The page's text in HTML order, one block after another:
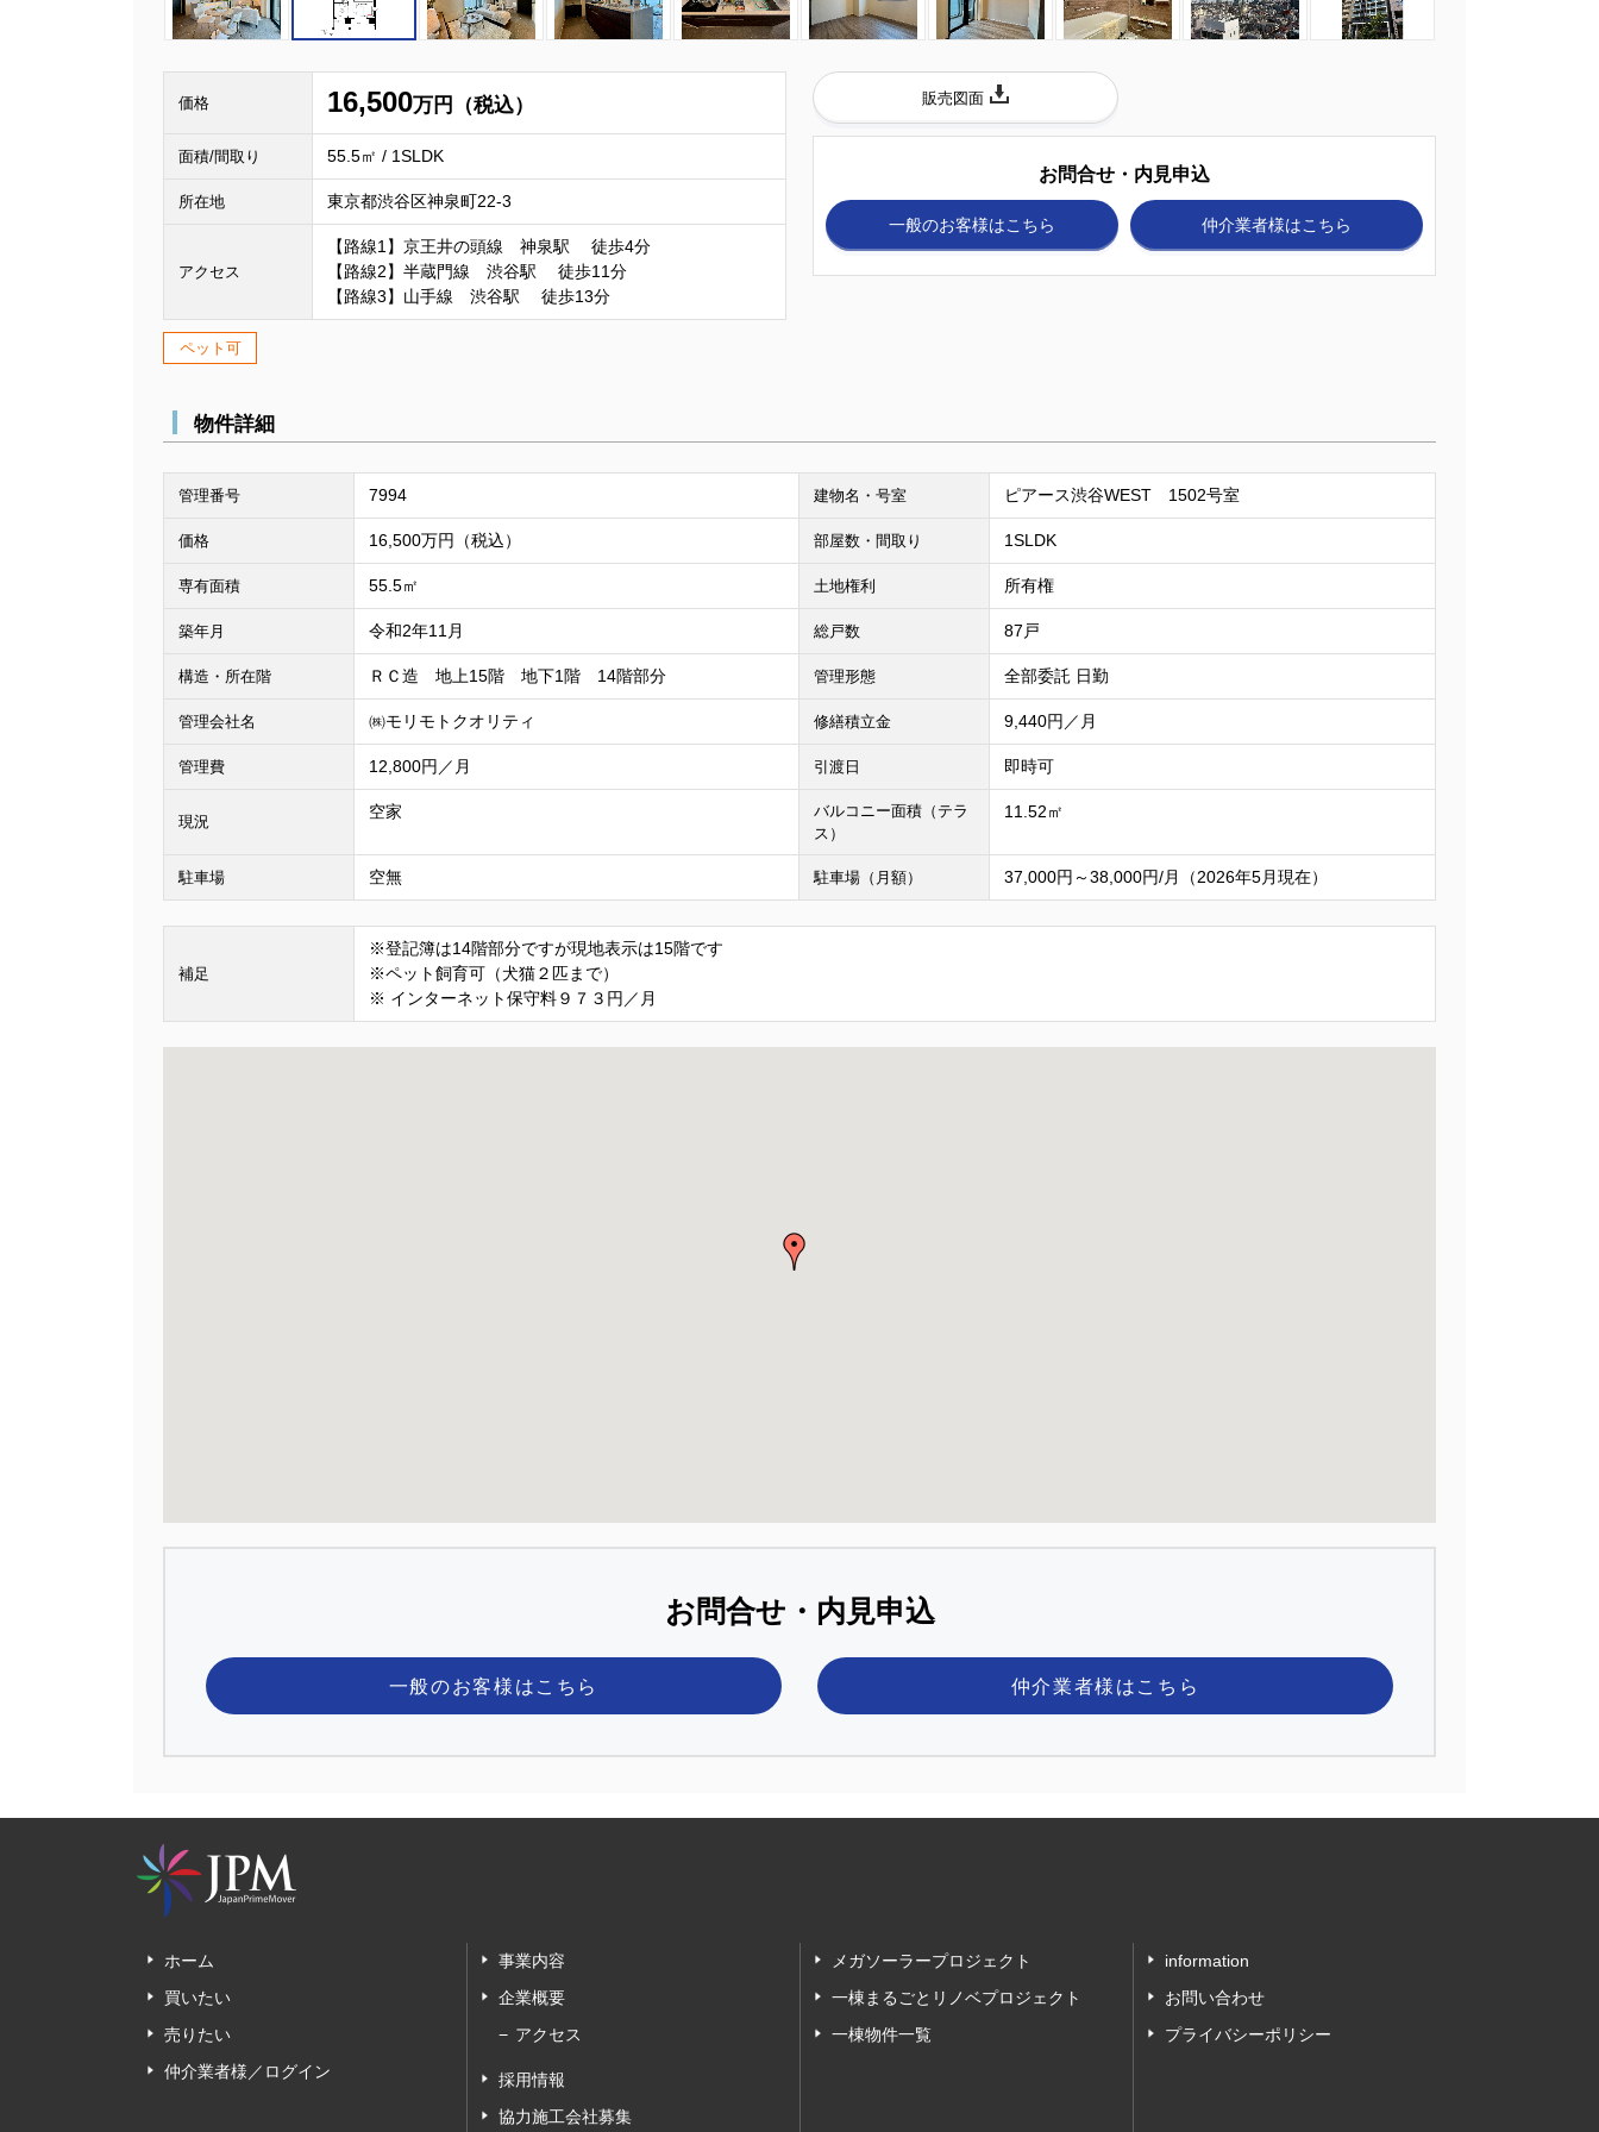
価格 16,500万円（税込）
面積/間取り 55.5㎡ / 1SLDK
所在地 東京都渋谷区神泉町22-3
アクセス
【路線1】京王井の頭線 神泉駅 徒歩4分
【路線2】半蔵門線 渋谷駅 徒歩11分
【路線3】山手線 渋谷駅 徒歩13分
ペット可
販売図面
お問合せ・内見申込
一般のお客様はこちら 仲介業者様はこちら
物件詳細
管理番号 7994 建物名・号室 ピアース渋谷WEST 1502号室
価格 16,500万円（税込） 部屋数・間取り 1SLDK
専有面積 55.5㎡ 土地権利 所有権
築年月 令和2年11月 総戸数 87戸
構造・所在階 ＲＣ造 地上15階 地下1階 14階部分 管理形態 全部委託 日勤
管理会社名 ㈱モリモトクオリティ 修繕積立金 9,440円／月
管理費 12,800円／月 引渡日 即時可
現況
空家
バルコニー面積（テラ
ス）
11.52㎡
駐車場 空無 駐車場（月額） 37,000円～38,000円/月（2026年5月現在）
補足
※登記簿は14階部分ですが現地表示は15階です
※ペット飼育可（犬猫２匹まで）
※ インターネット保守料９７３円／月
お問合せ・内見申込
一般のお客様 はこちら 仲介業者様 はこちら
ホーム
買いたい
売りたい
仲介業者様／ログイン
事業内容
企業概要
アクセス
採用情報
協力施工会社募集
メガソーラープロジェクト
一棟まるごとリノベプロジェクト
一棟物件一覧
information
お問い合わせ
プライバシーポリシー